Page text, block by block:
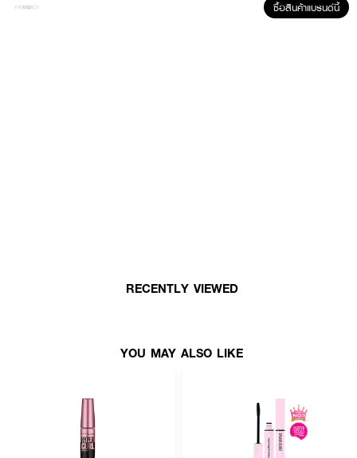
ซื้อสินค้าแบรนด์นี้
RECENTLY VIEWED
YOU MAY ALSO LIKE